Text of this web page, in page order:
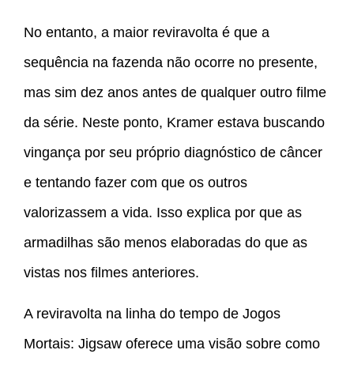
No entanto, a maior reviravolta é que a
sequência na fazenda não ocorre no presente,
mas sim dez anos antes de qualquer outro filme
da série. Neste ponto, Kramer estava buscando
vingança por seu próprio diagnóstico de câncer
e tentando fazer com que os outros
valorizassem a vida. Isso explica por que as
armadilhas são menos elaboradas do que as
vistas nos filmes anteriores.
A reviravolta na linha do tempo de Jogos
Mortais: Jigsaw oferece uma visão sobre como